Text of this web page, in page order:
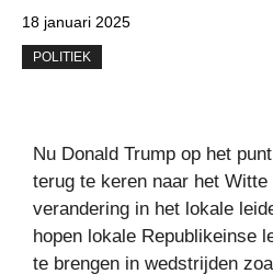
18 januari 2025
POLITIEK
Nu Donald Trump op het
terug te keren naar het
verandering in het lokale
hopen lokale Republikeinse
te brengen in wedstrijden